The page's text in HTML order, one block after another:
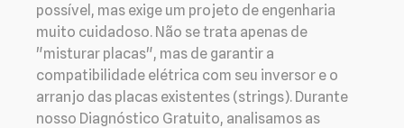
possível, mas exige um projeto de engenharia
muito cuidadoso. Não se trata apenas de
"misturar placas", mas de garantir a
compatibilidade elétrica com seu inversor e o
arranjo das placas existentes (strings). Durante
nosso Diagnóstico Gratuito, analisamos as